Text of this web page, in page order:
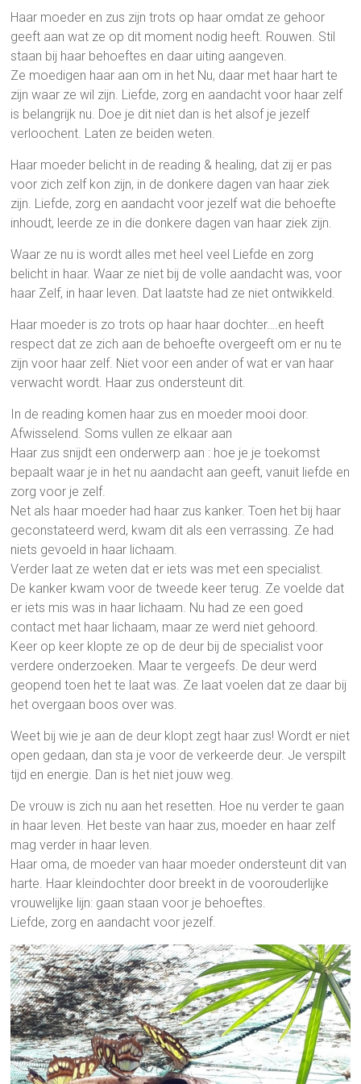
Haar moeder en zus zijn trots op haar omdat ze gehoor
geeft aan wat ze op dit moment nodig heeft. Rouwen. Stil
staan bij haar behoeftes en daar uiting aangeven.
Ze moedigen haar aan om in het Nu, daar met haar hart te
zijn waar ze wil zijn. Liefde, zorg en aandacht voor haar zelf
is belangrijk nu. Doe je dit niet dan is het alsof je jezelf
verloochent. Laten ze beiden weten.
Haar moeder belicht in de reading & healing, dat zij er pas
voor zich zelf kon zijn, in de donkere dagen van haar ziek
zijn. Liefde, zorg en aandacht voor jezelf wat die behoefte
inhoudt, leerde ze in die donkere dagen van haar ziek zijn.
Waar ze nu is wordt alles met heel veel Liefde en zorg
belicht in haar. Waar ze niet bij de volle aandacht was, voor
haar Zelf, in haar leven. Dat laatste had ze niet ontwikkeld.
Haar moeder is zo trots op haar haar dochter….en heeft
respect dat ze zich aan de behoefte overgeeft om er nu te
zijn voor haar zelf. Niet voor een ander of wat er van haar
verwacht wordt. Haar zus ondersteunt dit.
In de reading komen haar zus en moeder mooi door.
Afwisselend. Soms vullen ze elkaar aan
Haar zus snijdt een onderwerp aan : hoe je je toekomst
bepaalt waar je in het nu aandacht aan geeft, vanuit liefde en
zorg voor je zelf.
Net als haar moeder had haar zus kanker. Toen het bij haar
geconstateerd werd, kwam dit als een verrassing. Ze had
niets gevoeld in haar lichaam.
Verder laat ze weten dat er iets was met een specialist.
De kanker kwam voor de tweede keer terug. Ze voelde dat
er iets mis was in haar lichaam. Nu had ze een goed
contact met haar lichaam, maar ze werd niet gehoord.
Keer op keer klopte ze op de deur bij de specialist voor
verdere onderzoeken. Maar te vergeefs. De deur werd
geopend toen het te laat was. Ze laat voelen dat ze daar bij
het overgaan boos over was.
Weet bij wie je aan de deur klopt zegt haar zus! Wordt er niet
open gedaan, dan sta je voor de verkeerde deur. Je verspilt
tijd en energie. Dan is het niet jouw weg.
De vrouw is zich nu aan het resetten. Hoe nu verder te gaan
in haar leven. Het beste van haar zus, moeder en haar zelf
mag verder in haar leven.
Haar oma, de moeder van haar moeder ondersteunt dit van
harte. Haar kleindochter door breekt in de voorouderlijke
vrouwelijke lijn: gaan staan voor je behoeftes.
Liefde, zorg en aandacht voor jezelf.